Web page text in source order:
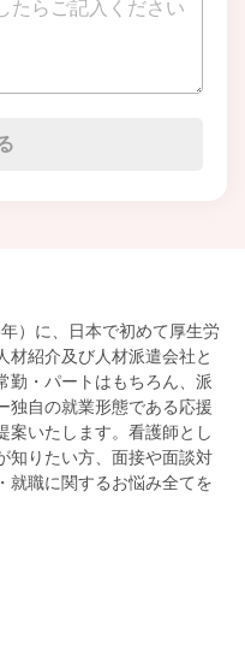
）に、日本で初めて厚生労
材紹介及び人材派遣会社と
勤・パートはもちろん、派
独自の就業形態である応援
案いたします。看護師とし
知りたい方、面接や面談対
就職に関するお悩み全てを